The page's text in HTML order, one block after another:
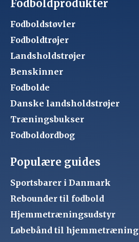
Fodboldprodukter
Fodboldstøvler
Fodboldtrøjer
Landsholdstrøjer
Benskinner
Fodbolde
Danske landsholdstrøjer
Træningsbukser
Fodboldordbog
Populære guides
Sportsbarer i Danmark
Rebounder til fodbold
Hjemmetræningsudstyr
Løbebånd til hjemmetræning